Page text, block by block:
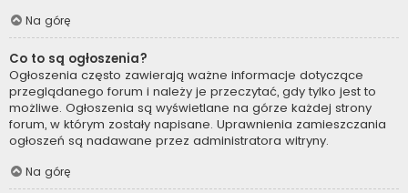
Na górę
Co to są ogłoszenia?
Ogłoszenia często zawierają ważne informacje dotyczące
przeglądanego forum i należy je przeczytać, gdy tylko jest to
możliwe. Ogłoszenia są wyświetlane na górze każdej strony
forum, w którym zostały napisane. Uprawnienia zamieszczania
ogłoszeń są nadawane przez administratora witryny.
Na górę